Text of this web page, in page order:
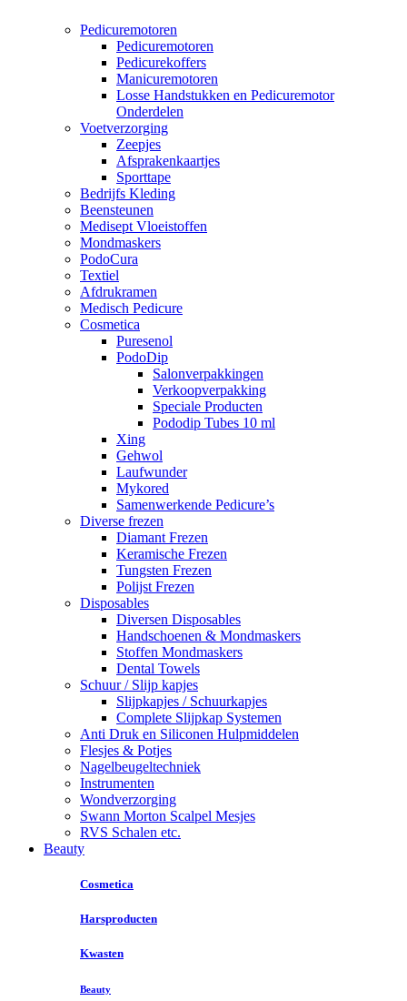
Pedicuremotoren
Pedicuremotoren
Pedicurekoffers
Manicuremotoren
Losse Handstukken en Pedicuremotor
Onderdelen
Voetverzorging
Zeepjes
Afsprakenkaartjes
Sporttape
Bedrijfs Kleding
Beensteunen
Medisept Vloeistoffen
Mondmaskers
PodoCura
Textiel
Afdrukramen
Medisch Pedicure
Cosmetica
Puresenol
PodoDip
Salonverpakkingen
Verkoopverpakking
Speciale Producten
Pododip Tubes 10 ml
Xing
Gehwol
Laufwunder
Mykored
Samenwerkende Pedicure’s
Diverse frezen
Diamant Frezen
Keramische Frezen
Tungsten Frezen
Polijst Frezen
Disposables
Diversen Disposables
Handschoenen & Mondmaskers
Stoffen Mondmaskers
Dental Towels
Schuur / Slijp kapjes
Slijpkapjes / Schuurkapjes
Complete Slijpkap Systemen
Anti Druk en Siliconen Hulpmiddelen
Flesjes & Potjes
Nagelbeugeltechniek
Instrumenten
Wondverzorging
Swann Morton Scalpel Mesjes
RVS Schalen etc.
Beauty
Cosmetica
Harsproducten
Kwasten
Beauty